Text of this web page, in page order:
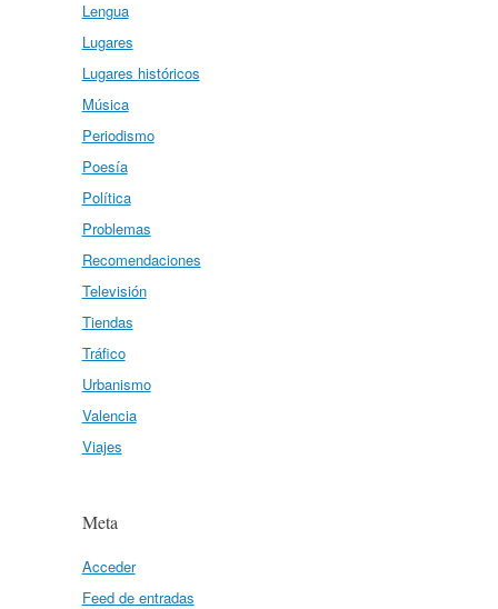
Lengua
Lugares
Lugares históricos
Música
Periodismo
Poesía
Política
Problemas
Recomendaciones
Televisión
Tiendas
Tráfico
Urbanismo
Valencia
Viajes
Meta
Acceder
Feed de entradas